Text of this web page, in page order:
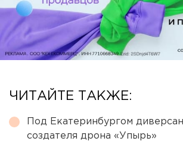
ЧИТАЙТЕ ТАКЖЕ:
Под Екатеринбургом
создателя дрона «Упырь»